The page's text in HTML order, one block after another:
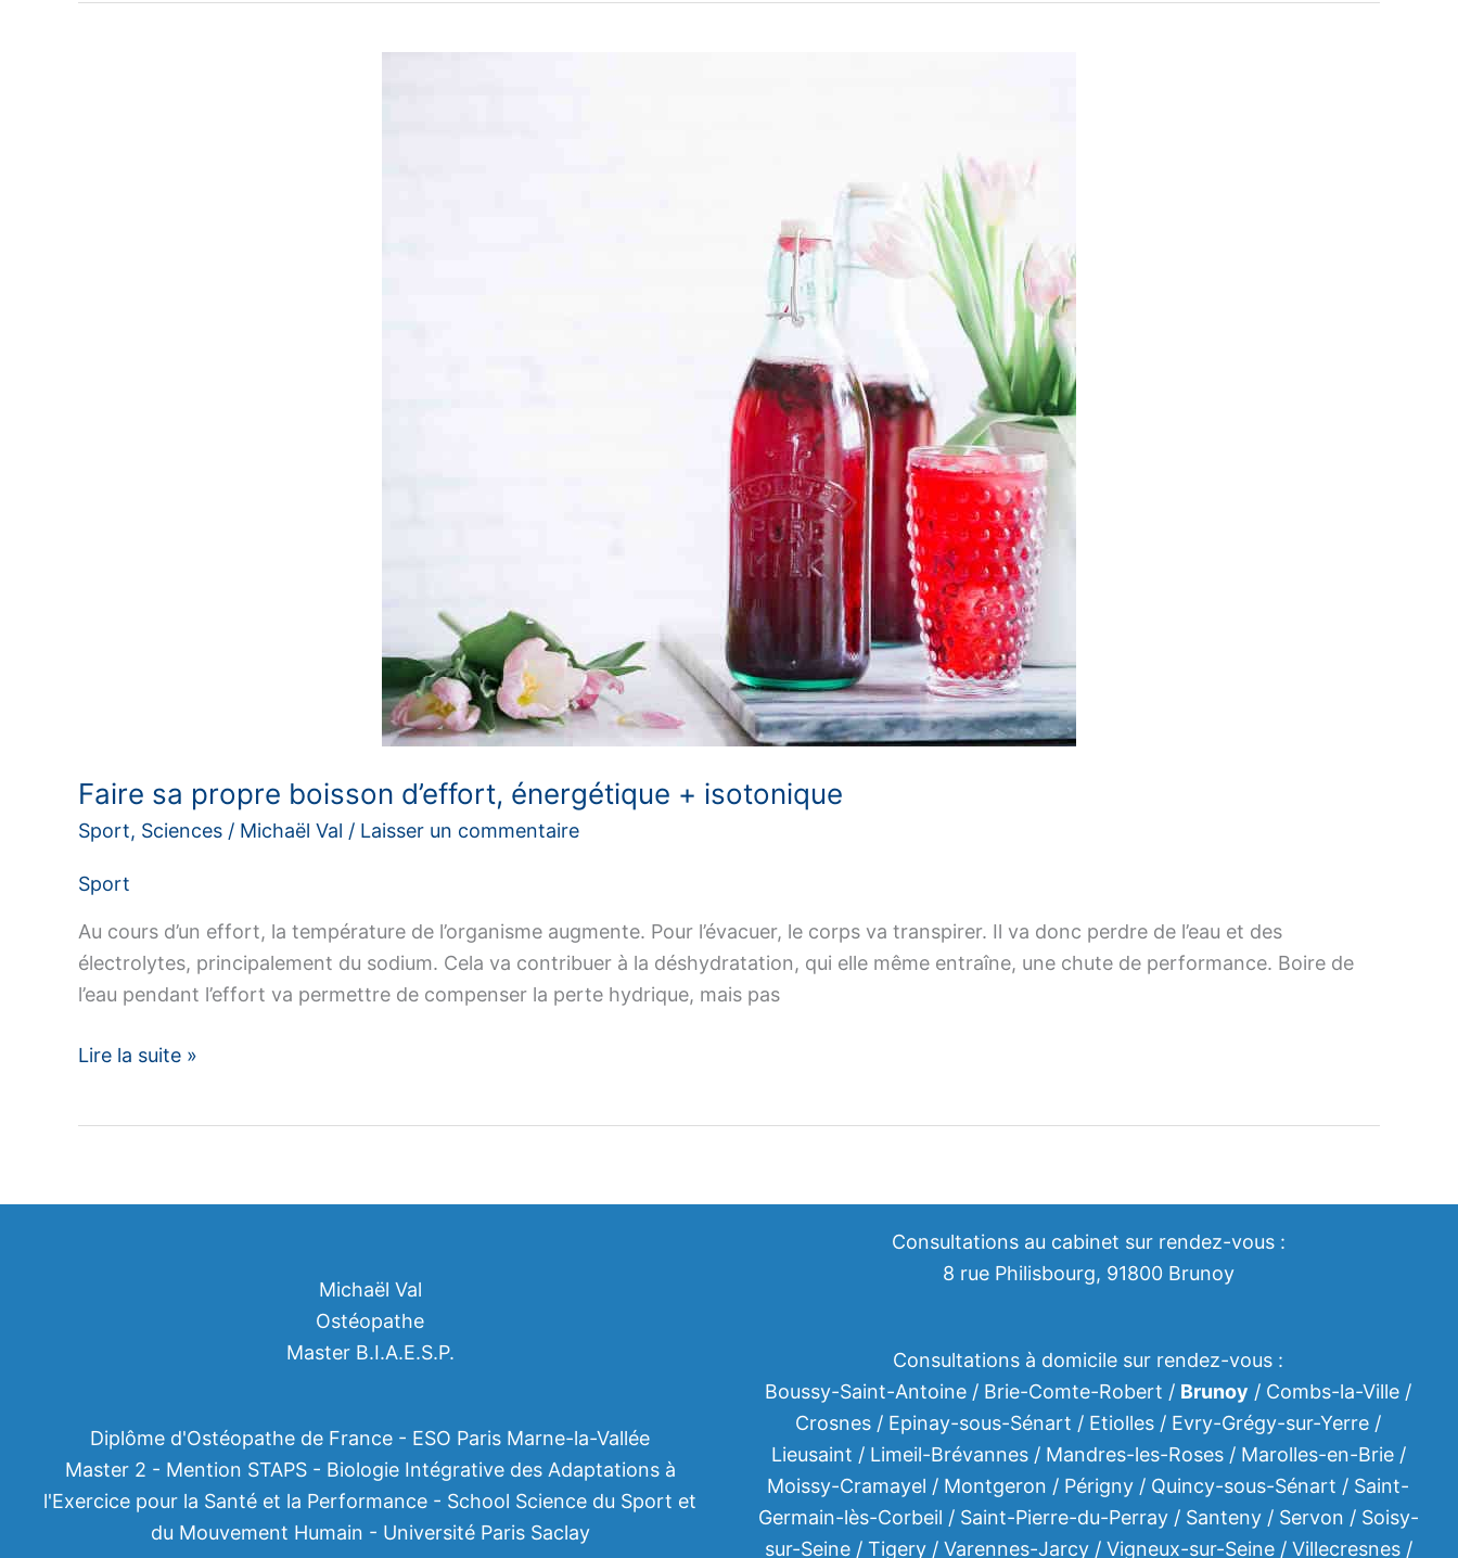
Faire sa propre boisson d’effort, énergétique + isotonique
Sport, Sciences / Michaël Val / Laisser un commentaire
Sport
Au cours d’un effort, la température de l’organisme augmente. Pour l’évacuer, le corps va transpirer. Il va donc perdre de l’eau et des
électrolytes, principalement du sodium. Cela va contribuer à la déshydratation, qui elle même entraîne, une chute de performance. Boire de
l’eau pendant l’effort va permettre de compenser la perte hydrique, mais pas
Faire
énergétique
Lire la suite »
Michaël Val
Ostéopathe
Master B.I.A.E.S.P.
Diplôme d'Ostéopathe de France - ESO Paris Marne-la-Vallée
Master 2 - Mention STAPS - Biologie Intégrative des Adaptations à
l'Exercice pour la Santé et la Performance - School Science du Sport et
du Mouvement Humain - Université Paris Saclay
Consultations au cabinet sur rendez-vous :
8 rue Philisbourg, 91800 Brunoy
Consultations à domicile sur rendez-vous :
Boussy-Saint-Antoine / Brie-Comte-Robert / Brunoy / Combs-la-Ville /
Crosnes / Epinay-sous-Sénart / Etiolles / Evry-Grégy-sur-Yerre /
Lieusaint / Limeil-Brévannes / Mandres-les-Roses / Marolles-en-Brie /
Moissy-Cramayel / Montgeron / Périgny / Quincy-sous-Sénart / Saint-
Germain-lès-Corbeil / Saint-Pierre-du-Perray / Santeny / Servon / Soisy-
sur-Seine / Tigery / Varennes-Jarcy / Vigneux-sur-Seine / Villecresnes /